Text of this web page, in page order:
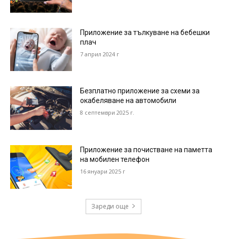
Приложение за тълкуване на бебешки
плач
7 април 2024 г
Безплатно приложение за схеми за
окабеляване на автомобили
8 септември 2025 г.
Приложение за почистване на паметта
на мобилен телефон
16 януари 2025 г
Зареди още